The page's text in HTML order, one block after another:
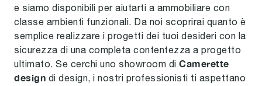
e siamo disponibili per aiutarti a ammobiliare con
classe ambienti funzionali. Da noi scoprirai quanto è
semplice realizzare i progetti dei tuoi desideri con la
sicurezza di una completa contentezza a progetto
ultimato. Se cerchi uno showroom di Camerette
design di design, i nostri professionisti ti aspettano